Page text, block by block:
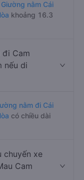
nằm Cái
khoảng 16.3
đi Cam
nếu di
nằm đi Cái
có chiều dài
chuyến xe
Cam